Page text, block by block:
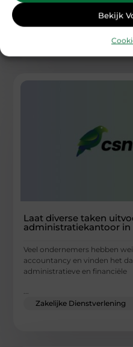
Bekijk
Zakelijke Dienstverlening
Laat diverse taken
administratiekantoor in
Veel ondernemers hebben
accountancy en vinden het
administratieve en financiële
Zakelijke Dienstverlening